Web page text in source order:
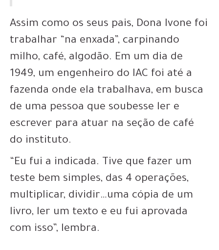
Assim como os seus pais, Dona Ivone foi
trabalhar “na enxada”, carpinando
milho, café, algodão. Em um dia de
1949, um engenheiro do IAC foi até a
fazenda onde ela trabalhava, em busca
de uma pessoa que soubesse ler e
escrever para atuar na seção de café
do instituto.
“Eu fui a indicada. Tive que fazer um
teste bem simples, das 4 operações,
multiplicar, dividir…uma cópia de um
livro, ler um texto e eu fui aprovada
com isso”, lembra.